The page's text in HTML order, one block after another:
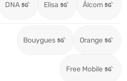
DNA Elisa Ålcom
Bouygues Orange
Free Mobile